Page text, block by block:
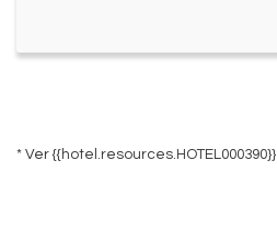
* Ver{{hotel.resources.HOTEL000390}}